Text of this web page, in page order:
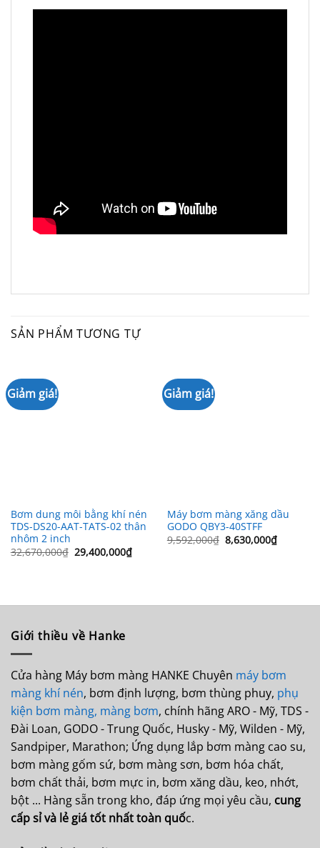
SẢN PHẨM TƯƠNG TỰ
Giảm giá!
Bơm dung môi bằng khí nén
TDS-DS20-AAT-TATS-02 thân
nhôm 2 inch
32,670,000₫ Giá
gốc
29,400,000₫Giá
hiện
Giảm giá!
Máy bơm màng xăng dầu
GODO QBY3-40STFF
9,592,000₫ Giá
gốc
8,630,000₫Giá
hiện
Giới thiều về Hanke
Cửa hàng Máy bơm màng HANKE Chuyên máy bơm
màng khí nén, bơm định lượng, bơm thùng phuy, phụ
kiện bơm màng, màng bơm, chính hãng ARO - Mỹ, TDS -
Đài Loan, GODO - Trung Quốc, Husky - Mỹ, Wilden - Mỹ,
Sandpiper, Marathon; Ứng dụng lắp bơm màng cao su,
bơm màng gốm sứ, bơm màng sơn, bơm hóa chất,
bơm chất thải, bơm mực in, bơm xăng dầu, keo, nhớt,
bột ... Hàng sẵn trong kho, đáp ứng mọi yêu cầu, cung
cấp sỉ và lẻ giá tốt nhất toàn quốc.